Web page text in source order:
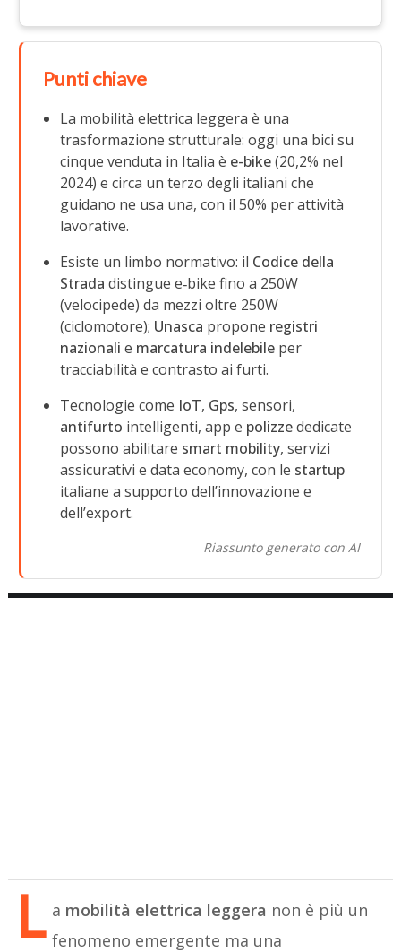
Punti chiave
La mobilità elettrica leggera è una
trasformazione strutturale: oggi una bici su
cinque venduta in Italia è e-bike(20,2% nel
2024) e circa un terzo degli italiani che
guidano ne usa una, con il 50% per attività
lavorative.
Esiste un limbo normativo: il Codice della
Strada distingue e‑bike fino a 250W
(velocipede) da mezzi oltre 250W
(ciclomotore); Unasca propone registri
nazionali e marcatura indelebile per
tracciabilità e contrasto ai furti.
Tecnologie come IoT, Gps, sensori,
antifurto intelligenti, app e polizzededicate
possono abilitare smart mobility, servizi
assicurativi e data economy, con le startup
italiane a supporto dell’innovazione e
dell’export.
Riassunto generato con AI
L a mobilità elettrica leggera non è più un
fenomeno emergente ma una